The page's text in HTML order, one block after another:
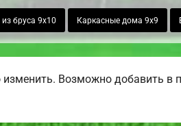
бруса 9х10 Каркасные дома 9х9
Возможно добавить в